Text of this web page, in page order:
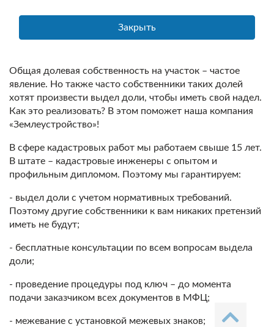
Закрыть
Общая долевая собственность на участок – частое
явление. Но также часто собственники таких долей
хотят произвести выдел доли, чтобы иметь свой надел.
Как это реализовать? В этом поможет наша компания
«Землеустройство»!
В сфере кадастровых работ мы работаем свыше 15 лет.
В штате – кадастровые инженеры с опытом и
профильным дипломом. Поэтому мы гарантируем:
- выдел доли с учетом нормативных требований.
Поэтому другие собственники к вам никаких претензий
иметь не будут;
- бесплатные консультации по всем вопросам выдела
доли;
- проведение процедуры под ключ – до момента
подачи заказчиком всех документов в МФЦ;
- межевание с установкой межевых знаков;